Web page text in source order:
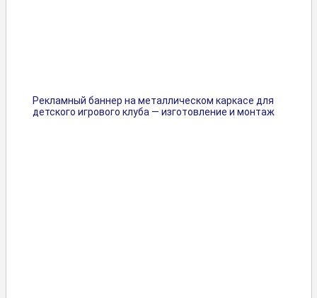
Рекламный баннер на металлическом каркасе для
детского игрового клуба — изготовление и монтаж